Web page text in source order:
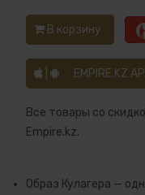
В корзину
EMPIRE.KZ
Все товары со
Empire.kz.
Образ Кулагера —